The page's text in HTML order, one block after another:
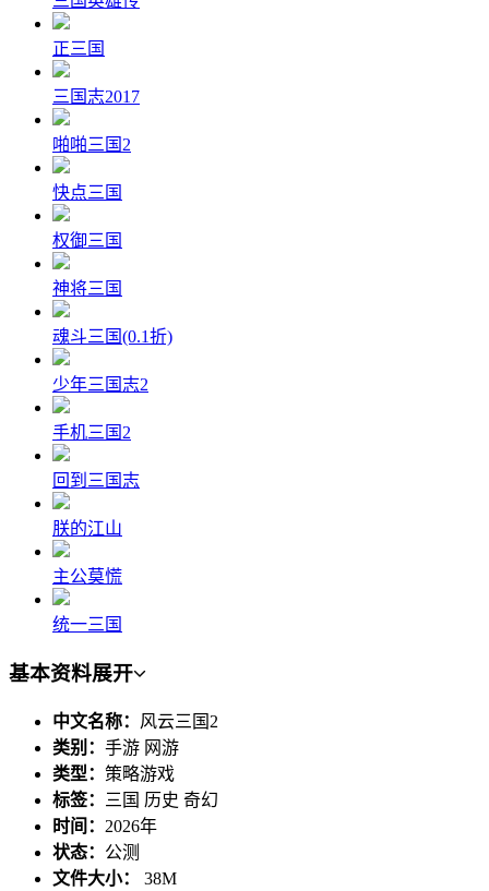
正三国
三国志2017
啪啪三国2
快点三国
权御三国
神将三国
魂斗三国(0.1折)
少年三国志2
手机三国2
回到三国志
朕的江山
主公莫慌
统一三国
基本资料展开
中文名称： 风云三国2
类别： 手游 网游
类型： 策略游戏
标签：
三国 历史 奇幻
时间： 2026年
状态： 公测
文件大小： 38M